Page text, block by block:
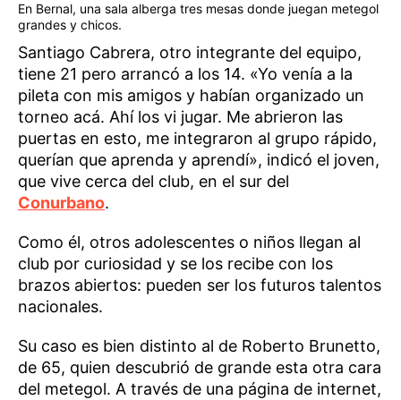
En Bernal, una sala alberga tres mesas donde juegan metegol
grandes y chicos.
Santiago Cabrera, otro integrante del equipo,
tiene 21 pero arrancó a los 14. «Yo venía a la
pileta con mis amigos y habían organizado un
torneo acá. Ahí los vi jugar. Me abrieron las
puertas en esto, me integraron al grupo rápido,
querían que aprenda y aprendí», indicó el joven,
que vive cerca del club, en el sur del
Conurbano.
Como él, otros adolescentes o niños llegan al
club por curiosidad y se los recibe con los
brazos abiertos: pueden ser los futuros talentos
nacionales.
Su caso es bien distinto al de Roberto Brunetto,
de 65, quien descubrió de grande esta otra cara
del metegol. A través de una página de internet,